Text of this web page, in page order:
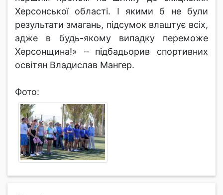
Херсонської області. І якими б не були
результати змагань, підсумок влаштує всіх,
адже в будь-якому випадку переможе
Херсонщина!» – підбадьорив спортивних
освітян Владислав Мангер.
Фото: